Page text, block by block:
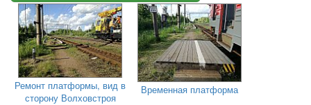
Ремонт платформы, вид в
сторону Волховстроя
Временная платформа